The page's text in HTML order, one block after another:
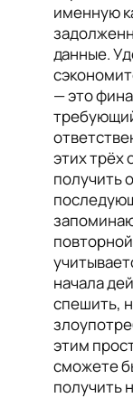
именную
данные.
— это
этих трёх
получить
начала
спешить,
этим
сможете
получить